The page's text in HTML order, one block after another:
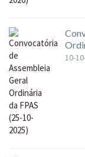
10-